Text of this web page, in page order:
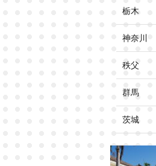
栃木
神奈川
秩父
群馬
茨城